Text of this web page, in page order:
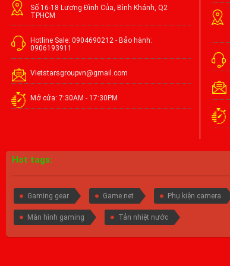
Số 16-18 Lương Đình Của, Bình Khánh, Q2
TPHCM
Hotline Sale: 0904690212 - Bảo hành:
0906193911
Vietstarsgroupvn@gmail.com
Mở cửa: 7:30AM - 17:30PM
Hot tags:
Gaming gear Game net Phụ kiện camera
Màn hình gaming Tản nhiệt nước